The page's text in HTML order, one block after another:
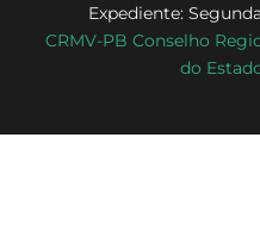
Expediente:
CRMV-PB Conselho
do